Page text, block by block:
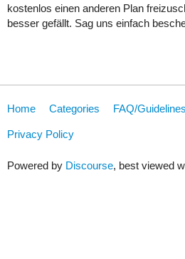
kostenlos einen anderen Plan
besser gefällt. Sag uns einfach
Home Categories FAQ/Guidelines
Privacy Policy
Powered by Discourse, best viewed